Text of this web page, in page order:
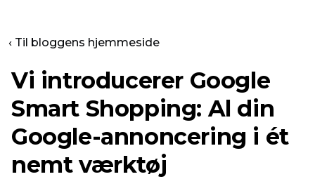
‹ Til bloggens hjemmeside
Vi introducerer Google
Smart Shopping: Al din
Google-annoncering i ét
nemt værktøj